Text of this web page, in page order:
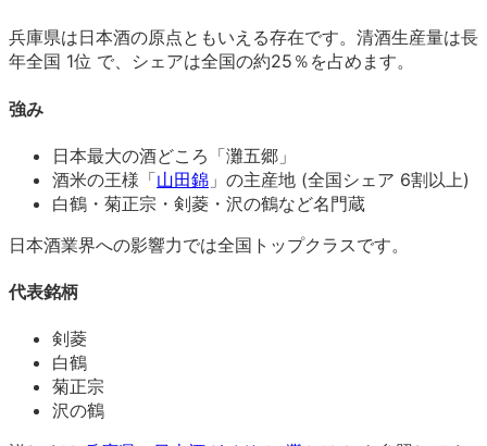
兵庫県は日本酒の原点ともいえる存在です。清酒生産量は長
年全国 1位 で、シェアは全国の約25％を占めます。
強み
日本最大の酒どころ「灘五郷」
酒米の王様「山田錦 」の主産地 (全国シェア 6割以上)
白鶴・菊正宗・剣菱・沢の鶴など名門蔵
日本酒業界への影響力では全国トップクラスです。
代表銘柄
剣菱
白鶴
菊正宗
沢の鶴